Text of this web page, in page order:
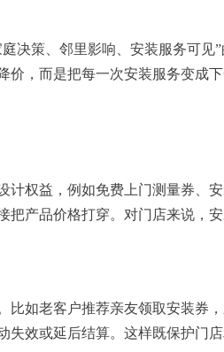
决策、邻里影响、安装服务可见
价，而是把每一次安装服务变成
计权益，例如免费上门测量券、
把产品价格打穿。对门店来说，
如老客户推荐亲友领取安装券
失效或延后结算。这样既保护门